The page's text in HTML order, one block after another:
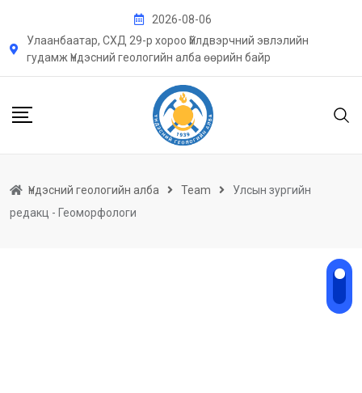
content
2026-08-06
Улаанбаатар, СХД 29-р хороо Үйлдвэрчний эвлэлийн
гудамж Үндэсний геологийн алба өөрийн байр
Үндэсний геологийн алба Team
Улсын зургийн
редакц - Геоморфологи